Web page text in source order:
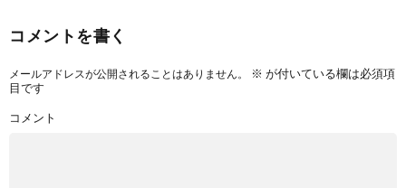
コメントを書く
メールアドレスが公開されることはありません。 ※ が付いている欄は必須項
目です
コメント